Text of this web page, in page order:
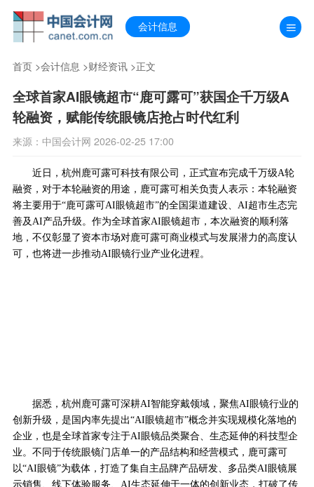
会计信息
首页>会计信息 >财经资讯>正文
全球首家AI眼镜超市“鹿可露可”获国企千万级A
轮融资，赋能传统眼镜店抢占时代红利
来源：中国会计网 2026-02-25 17:00
近日，杭州鹿可露可科技有限公司，正式宣布完成千万级A轮
融资，对于本轮融资的用途，鹿可露可相关负责人表示：本轮融资
将主要用于“鹿可露可AI眼镜超市”的全国渠道建设、AI超市生态完
善及AI产品升级。作为全球首家AI眼镜超市，本次融资的顺利落
地，不仅彰显了资本市场对鹿可露可商业模式与发展潜力的高度认
可，也将进一步推动AI眼镜行业产业化进程。
据悉，杭州鹿可露可深耕AI智能穿戴领域，聚焦AI眼镜行业的
创新升级，是国内率先提出“AI眼镜超市”概念并实现规模化落地的
企业，也是全球首家专注于AI眼镜品类聚合、生态延伸的科技型企
业。不同于传统眼镜门店单一的产品结构和经营模式，鹿可露可
以“AI眼镜”为载体，打造了集自主品牌产品研发、多品类AI眼镜展
示销售、线下体验服务、AI生态延伸于一体的创新业态，打破了传